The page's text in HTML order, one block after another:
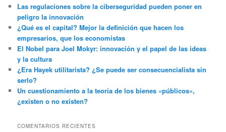
Las regulaciones sobre la ciberseguridad pueden poner en
peligro la innovación
¿Qué es el capital? Mejor la definición que hacen los
empresarios, que los economistas
El Nobel para Joel Mokyr: innovación y el papel de las ideas
y la cultura
¿Era Hayek utilitarista? ¿Se puede ser consecuencialista sin
serlo?
Un cuestionamiento a la teoría de los bienes «públicos»,
¿existen o no existen?
COMENTARIOS RECIENTES